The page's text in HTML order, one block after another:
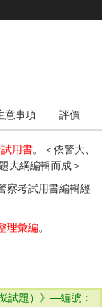
意事項 評價
用書。＜依警大、
大綱編輯而成＞
察考試用書編輯經
理彙編。
試題）》—編號：